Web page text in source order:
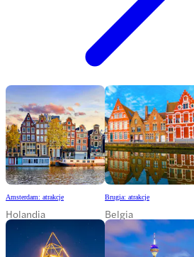
Amsterdam: atrakcje
Holandia
Brugia: atrakcje
Belgia